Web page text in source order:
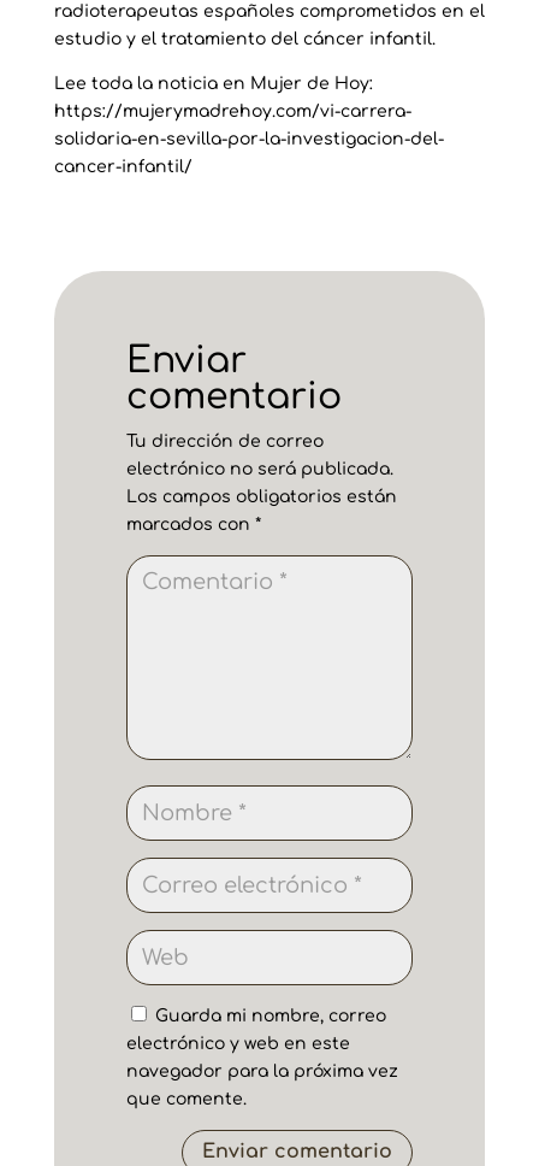
radioterapeutas españoles comprometidos en el
estudio y el tratamiento del cáncer infantil.
Lee toda la noticia en Mujer de Hoy:
https://mujerymadrehoy.com/vi-carrera-
solidaria-en-sevilla-por-la-investigacion-del-
cancer-infantil/
Enviar
comentario
Tu dirección de correo
electrónico no será publicada.
Los campos obligatorios están
marcados con *
Guarda mi nombre, correo
electrónico y web en este
navegador para la próxima vez
que comente.